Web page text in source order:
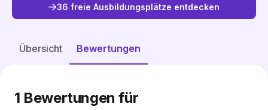
36 freie Ausbildungsplätze entdecken
Übersicht Bewertungen
1 Bewertungen für